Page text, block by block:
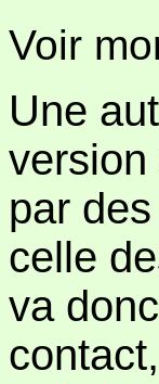
Voir
Une
version
par
celle
va